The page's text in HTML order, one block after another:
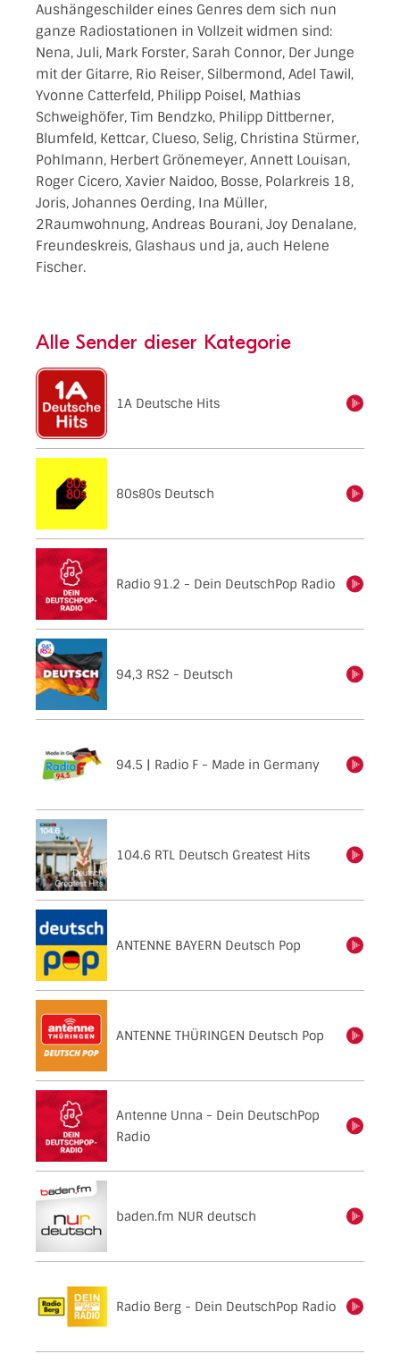
Aushängeschilder eines Genres dem sich nun
ganze Radiostationen in Vollzeit widmen sind:
Nena, Juli, Mark Forster, Sarah Connor, Der Junge
mit der Gitarre, Rio Reiser, Silbermond, Adel Tawil,
Yvonne Catterfeld, Philipp Poisel, Mathias
Schweighöfer, Tim Bendzko, Philipp Dittberner,
Blumfeld, Kettcar, Clueso, Selig, Christina Stürmer,
Pohlmann, Herbert Grönemeyer, Annett Louisan,
Roger Cicero, Xavier Naidoo, Bosse, Polarkreis 18,
Joris, Johannes Oerding, Ina Müller,
2Raumwohnung, Andreas Bourani, Joy Denalane,
Freundeskreis, Glashaus und ja, auch Helene
Fischer.
Alle Sender dieser Kategorie
1A Deutsche Hits
80s80s Deutsch
Radio 91.2 - Dein DeutschPop Radio
einschalten
94,3 RS2 - Deutsch
94.5 | Radio F - Made in Germany
einschalten
104.6 RTL Deutsch Greatest Hits
einschalten
ANTENNE BAYERN Deutsch Pop
einschalten
ANTENNE THÜRINGEN Deutsch Pop
einschalten
Antenne Unna - Dein DeutschPop
Radio
einschalten
baden.fm NUR deutsch
Radio Berg - Dein DeutschPop Radio
einschalten